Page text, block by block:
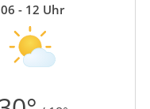
06 - 12 Uhr